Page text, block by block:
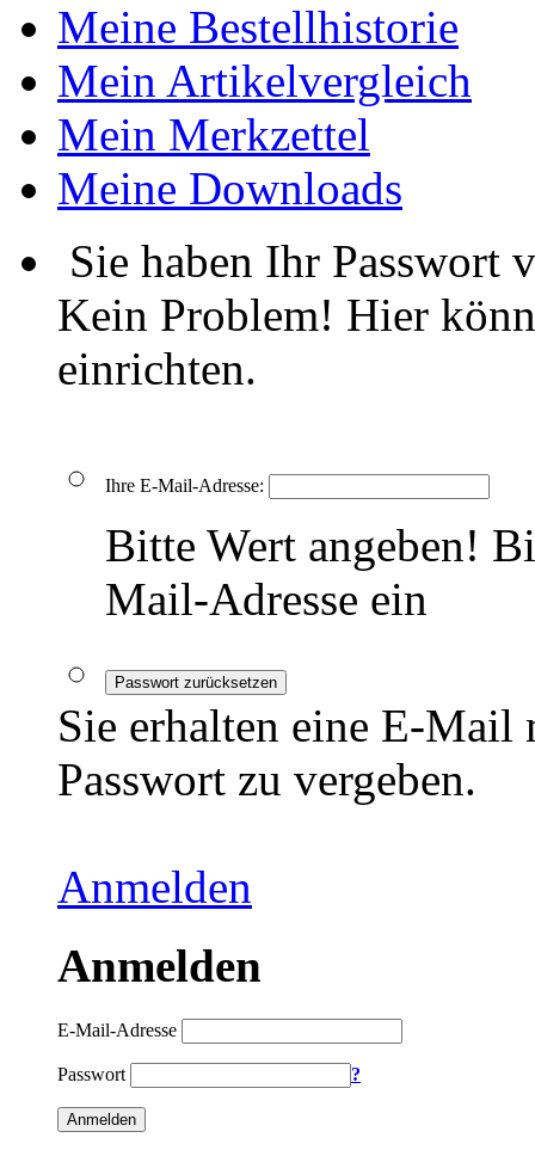
Meine Bestellhistorie
Mein Artikelvergleich
Mein Merkzettel
Meine Downloads
Sie haben Ihr Passwort
Kein Problem! Hier
einrichten.
Ihre E-Mail-Adresse:
Bitte Wert angeben!
Mail-Adresse ein
Passwort zurücksetzen
Sie erhalten eine E-
Passwort zu vergeben.
Anmelden
Anmelden
E-Mail-Adresse
Passwort ?
Anmelden